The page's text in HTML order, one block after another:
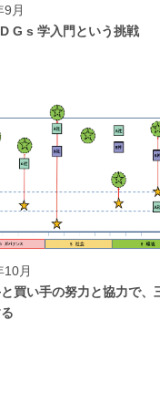
9月
G s 学入門という挑戦
10月
買い手の努力と協力で、